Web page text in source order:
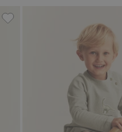
Zu Favoriten hinzufügen
T-Shirt aus Slub-Jersey